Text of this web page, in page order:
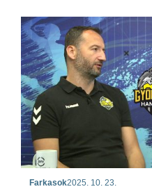
Farkasok2025. 10. 23.